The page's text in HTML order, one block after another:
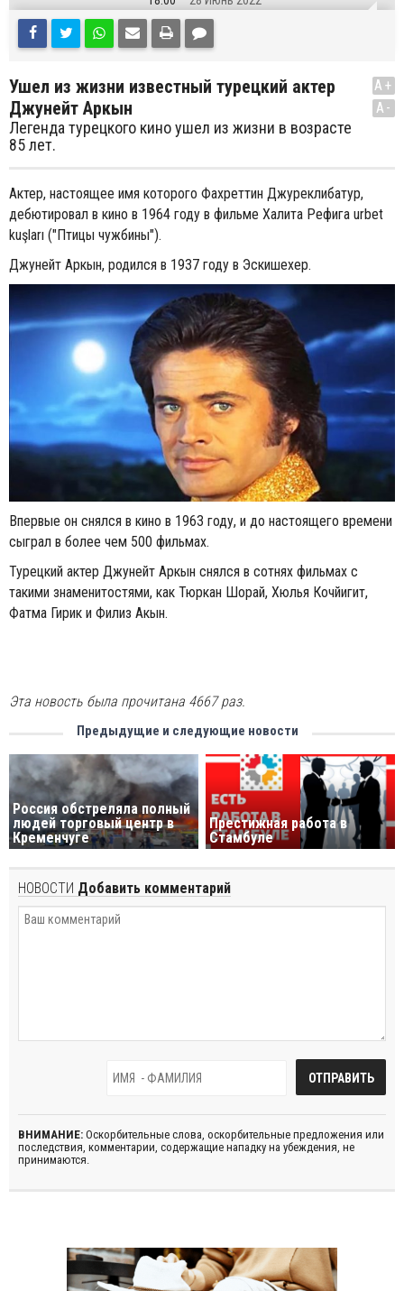
Ушел из жизни известный турецкий актер
Джунейт Аркын
Легенда турецкого кино ушел из жизни в возрасте
85 лет.
A+
A-
Актер, настоящее имя которого Фахреттин Джуреклибатур,
дебютировал в кино в 1964 году в фильме Халита Рефига urbet
kuşları ("Птицы чужбины").
Джунейт Аркын, родился в 1937 году в Эскишехер.
Впервые он снялся в кино в 1963 году, и до настоящего времени
сыграл в более чем 500 фильмах.
Турецкий актер Джунейт Аркын снялся в сотнях фильмах с
такими знаменитостями, как Тюркан Шорай, Хюлья Кочйигит,
Фатма Гирик и Филиз Акын.
Эта новость была прочитана 4667 раз.
Предыдущие и следующие новости
Россия обстреляла полный
людей торговый центр в
Кременчуге
Престижная работа в
Стамбуле
НОВОСТИ Добавить комментарий
ВНИМАНИЕ: Оскорбительные слова, оскорбительные предложения или
последствия, комментарии, содержащие нападку на убеждения, не
принимаются.